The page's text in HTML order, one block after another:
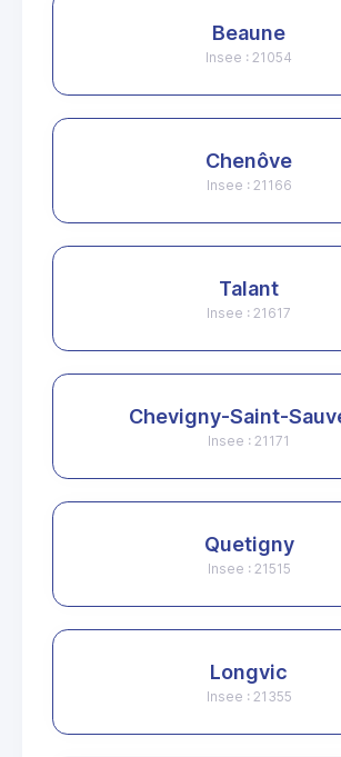
Beaune
Insee : 21054
Chenôve
Insee : 21166
Talant
Insee : 21617
Chevigny-Saint-
Insee : 21171
Quetigny
Insee : 21515
Longvic
Insee : 21355